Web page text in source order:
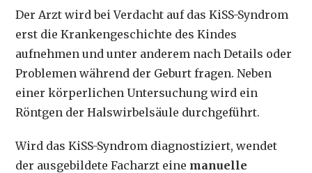
Der Arzt wird bei Verdacht auf das KiSS-Syndrom
erst die Krankengeschichte des Kindes
aufnehmen und unter anderem nach Details oder
Problemen während der Geburt fragen. Neben
einer körperlichen Untersuchung wird ein
Röntgen der Halswirbelsäule durchgeführt.
Wird das KiSS-Syndrom diagnostiziert, wendet
der ausgebildete Facharzt eine manuelle